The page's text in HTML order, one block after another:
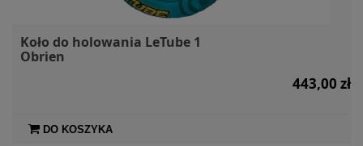
Koło do holowania LeTube 1
Obrien
443,00 zł
DO KOSZYKA